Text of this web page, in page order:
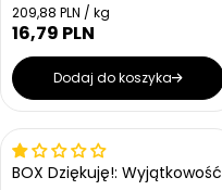
C
e
a
j
e
d
n
o
s
209,88 PLN / kg
C
n
a
r
e
g
u
16,79 PLN
Dodaj do koszyka
Wyprzedany
BOX Dziękuję!: Wyjątkowość